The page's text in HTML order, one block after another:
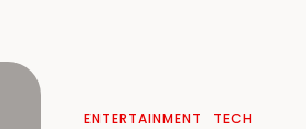
ENTERTAINMENT TECH